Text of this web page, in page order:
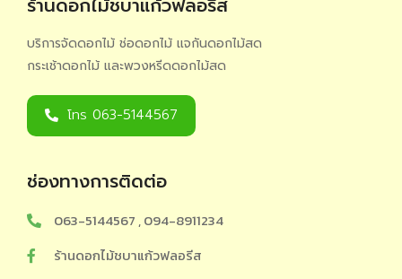
ร้านดอกไม้ชบาแก้วฟลอรีส
บริการจัดดอกไม้ ช่อดอกไม้ แจกันดอกไม้สด
กระเช้าดอกไม้ และพวงหรีดดอกไม้สด
โทร 063-5144567
ช่องทางการติดต่อ
063-5144567 , 094-8911234
ร้านดอกไม้ชบาแก้วฟลอรีส